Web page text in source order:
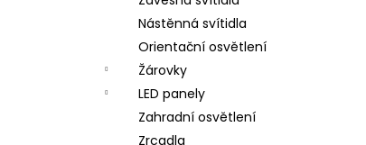
Nástěnná svítidla
Orientační osvětlení
Žárovky
LED panely
Zahradní osvětlení
Zrcadla